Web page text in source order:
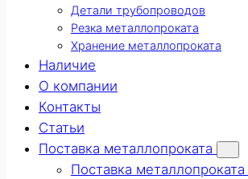
Детали трубопроводов
Резка металлопроката
Хранение металлопроката
Наличие
О компании
Контакты
Статьи
Поставка металлопроката
Поставка